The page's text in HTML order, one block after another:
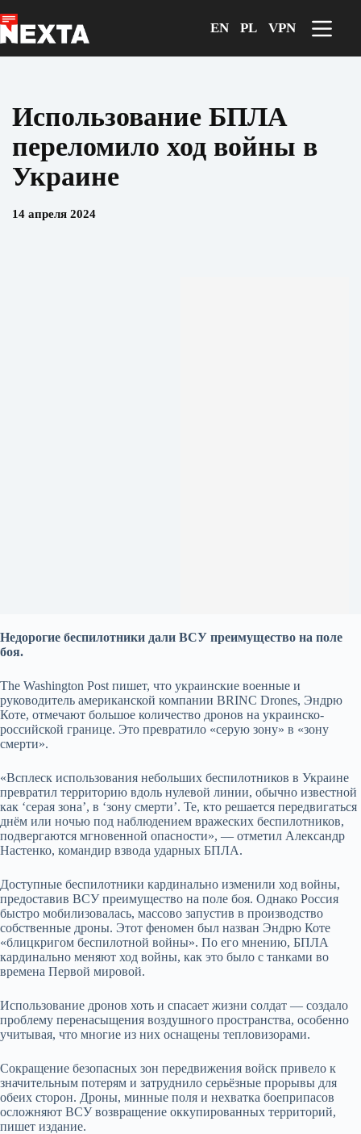
к
сути
EN PL VPN
Использование БПЛА
переломило ход войны в
Украине
14 апреля 2024
Недорогие беспилотники дали ВСУ преимущество на поле
боя.
The Washington Post пишет, что украинские военные и
руководитель американской компании BRINC Drones, Эндрю
Коте, отмечают большое количество дронов на украинско-
российской границе. Это превратило «серую зону» в «зону
смерти».
«Всплеск использования небольших беспилотников в Украине
превратил территорию вдоль нулевой линии, обычно известной
как ‘серая зона’, в ‘зону смерти’. Те, кто решается передвигаться
днём или ночью под наблюдением вражеских беспилотников,
подвергаются мгновенной опасности», — отметил Александр
Настенко, командир взвода ударных БПЛА.
Доступные беспилотники кардинально изменили ход войны,
предоставив ВСУ преимущество на поле боя. Однако Россия
быстро мобилизовалась, массово запустив в производство
собственные дроны. Этот феномен был назван Эндрю Коте
«блицкригом беспилотной войны». По его мнению, БПЛА
кардинально меняют ход войны, как это было с танками во
времена Первой мировой.
Использование дронов хоть и спасает жизни солдат — создало
проблему перенасыщения воздушного пространства, особенно
учитывая, что многие из них оснащены тепловизорами.
Сокращение безопасных зон передвижения войск привело к
значительным потерям и затруднило серьёзные прорывы для
обеих сторон. Дроны, минные поля и нехватка боеприпасов
осложняют ВСУ возвращение оккупированных территорий,
пишет издание.